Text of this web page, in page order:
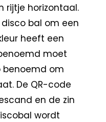
rijtje horizontaal.
bal om een
heeft een
moet
benoemd om
De QR-code
en de zin
wordt